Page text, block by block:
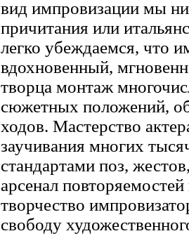
вид импровизации мы
причитания или
легко убеждаемся, что
вдохновенный,
творца монтаж
сюжетных положений,
ходов. Мастерство
заучивания многих
стандартами поз,
арсенал
творчество
свободу